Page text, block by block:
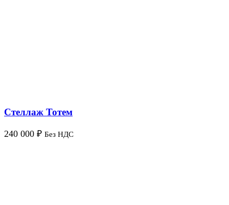
Стеллаж Тотем
240 000 ₽ Без НДС